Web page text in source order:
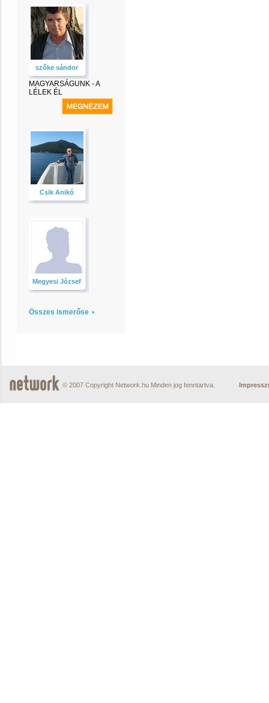
szőke sándor
MAGYARSÁGUNK - A
LÉLEK ÉL
Csik Anikó
Megyesi József
Összes ismerőse
© 2007 Copyright Network.hu Minden jog fenntartva.